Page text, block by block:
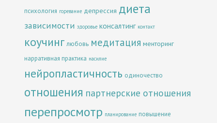
психология горевание депрессия диета
зависимости здоровье консалтинг контакт
коучинг любовь медитация менторинг
нарративная практика насилие
нейропластичность одиночество
отношения партнерские отношения
перепросмотр планирование повышение